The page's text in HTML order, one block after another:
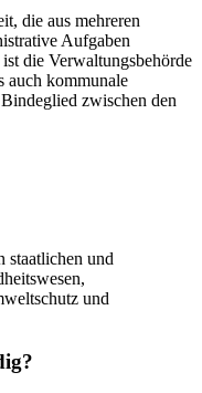
die aus mehreren
Aufgaben
die Verwaltungsbehörde
auch kommunale
zwischen den
staatlichen und
und